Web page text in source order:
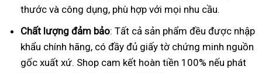
thước và công dụng, phù hợp với mọi nhu cầu.
Chất lượng đảm bảo: Tất cả sản phẩm đều được nhập
khẩu chính hãng, có đầy đủ giấy tờ chứng minh nguồn
gốc xuất xứ. Shop cam kết hoàn tiền 100% nếu phát